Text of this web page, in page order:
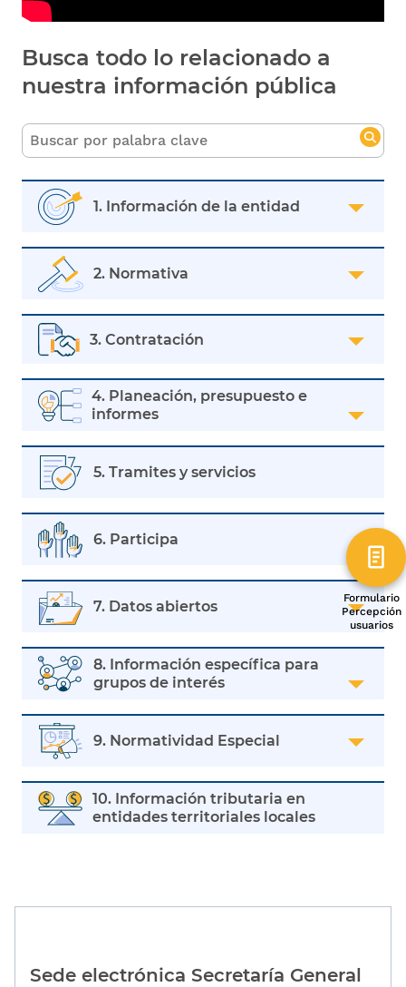
Formulario
Percepción
usuarios
Busca todo lo relacionado a
nuestra información pública
1. Información de la entidad
2. Normativa
3. Contratación
4. Planeación, presupuesto e
informes
5. Tramites y servicios
6. Participa
7. Datos abiertos
8. Información específica para
grupos de interés
9. Normatividad Especial
10. Información tributaria en
entidades territoriales locales
Sede electrónica Secretaría General